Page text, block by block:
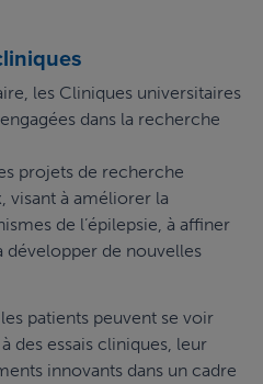
les Cliniques universitaires
dans la recherche
projets de recherche
visant à améliorer la
de l’épilepsie, à affiner
développer de nouvelles
patients peuvent se voir
des essais cliniques, leur
innovants dans un cadre